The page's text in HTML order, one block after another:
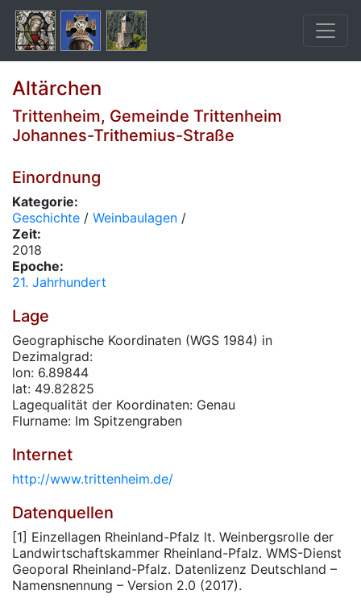
Altärchen
Trittenheim, Gemeinde Trittenheim
Johannes-Trithemius-Straße
Einordnung
Kategorie:
Geschichte / Weinbaulagen /
Zeit:
2018
Epoche:
21. Jahrhundert
Lage
Geographische Koordinaten (WGS 1984) in
Dezimalgrad:
lon: 6.89844
lat: 49.82825
Lagequalität der Koordinaten: Genau
Flurname: Im Spitzengraben
Internet
http://www.trittenheim.de/
Datenquellen
[1] Einzellagen Rheinland-Pfalz lt. Weinbergsrolle der
Landwirtschaftskammer Rheinland-Pfalz. WMS-Dienst
Geoporal Rheinland-Pfalz. Datenlizenz Deutschland –
Namensnennung – Version 2.0 (2017).